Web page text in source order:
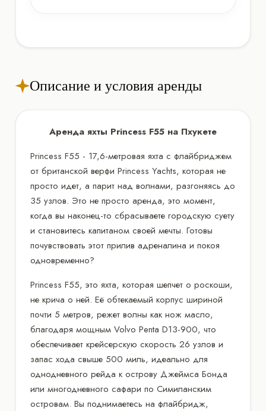
Описание и условия аренды
Аренда яхты Princess F55 на Пхукете
Princess F55 - 17,6-метровая яхта с флайбриджем
от британской верфи Princess Yachts, которая не
просто идет, а парит над волнами, разгоняясь до
35 узлов. Это не просто аренда, это момент,
когда вы наконец-то сбрасываете городскую суету
и становитесь капитаном своей мечты. Готовы
почувствовать этот прилив адреналина и покоя
одновременно?
Princess F55, это яхта, которая шепчет о роскоши,
не крича о ней. Её обтекаемый корпус шириной
почти 5 метров, режет волны как нож масло,
благодаря мощным Volvo Penta D13-900, что
обеспечивает крейсерскую скорость 26 узлов и
запас хода свыше 500 миль, идеально для
однодневного рейда к острову Джеймса Бонда
или многодневного сафари по Симиланским
островам. Вы поднимаетесь на флайбридж,